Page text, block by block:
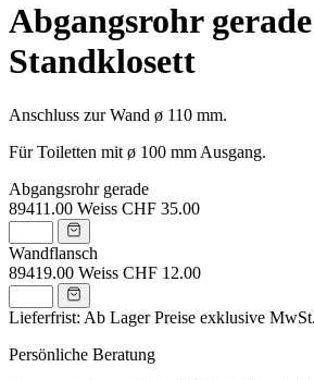
Abgangsrohr
Standklosett
Anschluss zur Wand ø 110 mm.
Für Toiletten mit ø 100 mm Ausgang.
Abgangsrohr gerade
89411.00 Weiss CHF 35.00
Wandflansch
89419.00 Weiss CHF 12.00
Lieferfrist: Ab Lager Preise exklusive MwSt.
Persönliche Beratung